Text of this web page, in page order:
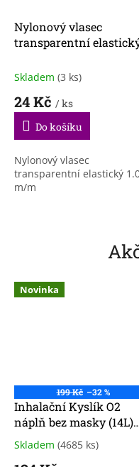
Nylonový vlasec
transparentní
Skladem (3 ks)
24 Kč / ks
Do košíku
Nylonový vlasec
transparentní elastický
m/m
Novinka
199 Kč –32 %
Inhalační Kyslík O2
náplň bez masky (14L)
1ks
Průměrné
Skladem (4685 ks)